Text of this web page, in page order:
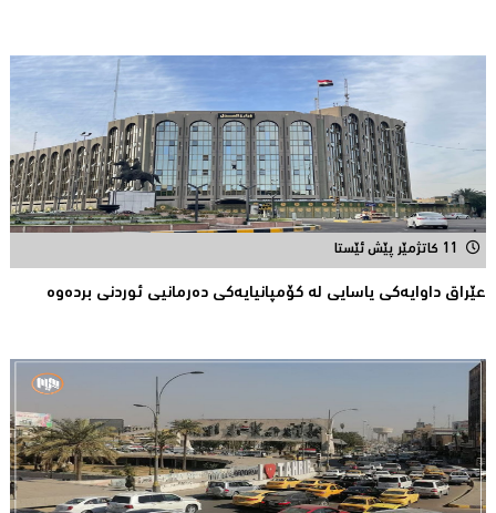
11 کاتژمێر پێش ئێستا
عێراق داوایەکی یاسایی لە کۆمپانیایه‌كی دەرمانیى ئوردنی بردەوە